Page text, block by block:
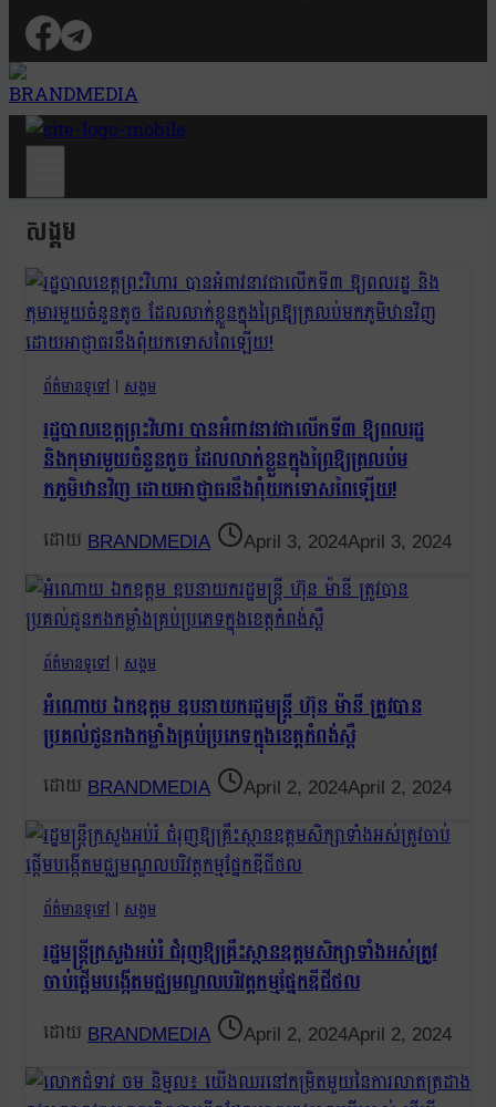
សង្គម
ព័ត៌មានទូទៅ | សង្គម
រដ្ឋបាលខេត្តព្រះវិហារ បានអំពាវនាវជាលើកទី៣ ឱ្យពលរដ្ឋ
និងកុមារមួយចំនួនតូច ដែលលាក់ខ្លួនក្នុងព្រៃឱ្យត្រលប់ម
កភូមិឋានវិញ ដោយអាជ្ញាធរនឹងពុំយកទោសពៃឡើយ!
BRANDMEDIA April 3, 2024April 3, 2024
ព័ត៌មានទូទៅ | សង្គម
អំណោយ ឯកឧត្តម ឧបនាយករដ្ឋមន្រ្តី ហ៊ុន ម៉ានី ត្រូវបាន
ប្រគល់ជូនកងកម្លាំងគ្រប់ប្រភេទក្នុងខេត្តកំពង់ស្ពឺ
BRANDMEDIA April 2, 2024April 2, 2024
ព័ត៌មានទូទៅ | សង្គម
រដ្ឋមន្ត្រីក្រសួងអប់រំ ជំរុញឱ្យគ្រឹះស្ថានឧត្តមសិក្សាទាំងអស់ត្រូវ
ចាប់ផ្ដើមបង្កើតមជ្ឈមណ្ឌលបរិវត្តកម្មផ្នែកឌីជីថល
BRANDMEDIA April 2, 2024April 2, 2024